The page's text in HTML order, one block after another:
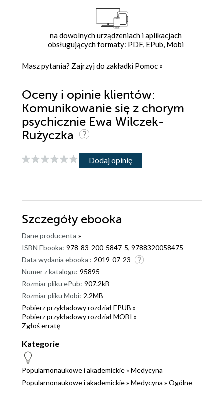
na dowolnych urządzeniach i aplikacjach
obsługujących formaty: PDF, EPub, Mobi
Masz pytania? Zajrzyj do zakładki Pomoc »
Oceny i opinie klientów:
Komunikowanie się z chorym
psychicznie Ewa Wilczek-
Rużyczka
Dodaj opinię
Szczegóły ebooka
Dane producenta »
ISBN Ebooka: 978-83-200-5847-5, 9788320058475
Data wydania ebooka : 2019-07-23
Numer z katalogu: 95895
Rozmiar pliku ePub: 907.2kB
Rozmiar pliku Mobi: 2.2MB
Pobierz przykładowy rozdział EPUB »
Pobierz przykładowy rozdział MOBI »
Zgłoś erratę
Kategorie
Popularnonaukowe i akademickie» Medycyna
Popularnonaukowe i akademickie» Medycyna » Ogólne